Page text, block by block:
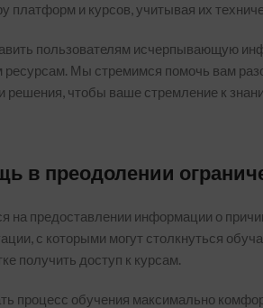
платформ и курсов, учитывая их
пользователям исчерпывающую
Мы стремимся помочь вам
решения, чтобы ваше стремление к
в преодолении
на предоставлении информации о
с которыми могут столкнуться
получить доступ к курсам.
процесс обучения максимально